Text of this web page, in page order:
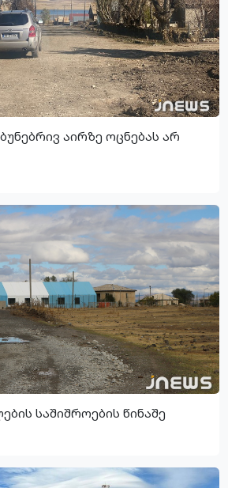
აირზე ოცნებას არ
საშიშროების წინაშე